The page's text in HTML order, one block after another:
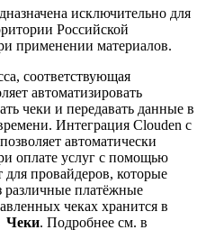
исключительно для
Российской
применении материалов.
соответствующая
автоматизировать
чеки и передавать данные в
Интеграция Clouden с
автоматически
оплате услуг с помощью
провайдеров, которые
различные платёжные
чеках хранится в
Чеки. Подробнее см. в